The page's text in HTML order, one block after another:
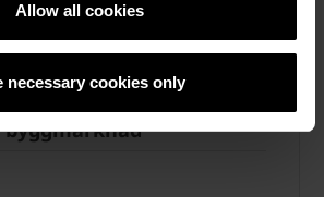
Allow all cookies
necessary cookies only
stärker sin position i
byggmarknad